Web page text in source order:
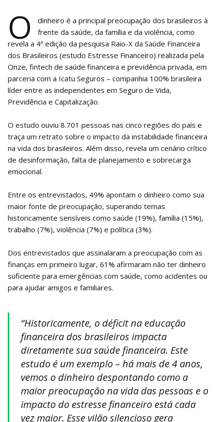
O
dinheiro é a principal preocupação dos brasileiros à
frente da saúde, da família e da violência, como
revela a 4ª edição da pesquisa Raio-X da Saúde Financeira
dos Brasileiros (estudo Estresse Financeiro) realizada pela
Onze, fintech de saúde financeira e previdência privada, em
parceria com a Icatu Seguros – companhia 100% brasileira
líder entre as independentes em Seguro de Vida,
Previdência e Capitalização.
O estudo ouviu 8.701 pessoas nas cinco regiões do país e
traça um retrato sobre o impacto da instabilidade financeira
na vida dos brasileiros. Além disso, revela um cenário crítico
de desinformação, falta de planejamento e sobrecarga
emocional.
Entre os entrevistados, 49% apontam o dinheiro como sua
maior fonte de preocupação, superando temas
historicamente sensíveis como saúde (19%), família (15%),
trabalho (7%), violência (7%) e política (3%).
Dos entrevistados que assinalaram a preocupação com as
finanças em primeiro lugar, 61% afirmaram não ter dinheiro
suficiente para emergências com saúde, como acidentes ou
para ajudar amigos e familiares.
“Historicamente, o déficit na educação
financeira dos brasileiros impacta
diretamente sua saúde financeira. Este
estudo é um exemplo – há mais de 4 anos,
vemos o dinheiro despontando como a
maior preocupação na vida das pessoas e o
impacto do estresse financeiro está cada
vez maior. Esse vilão silencioso gera